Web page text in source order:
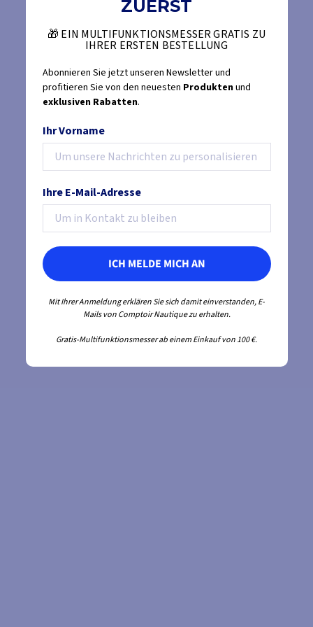
ZUERST
🎁 EIN MULTIFUNKTIONSMESSER GRATIS ZU
IHRER ERSTEN BESTELLUNG
Abonnieren Sie jetzt unseren Newsletter und
profitieren Sie von den neuesten Produktenund
exklusiven Rabatten.
Ihr Vorname
Ihre E-Mail-Adresse
ICH MELDE MICH AN
Mit Ihrer Anmeldung erklären Sie sich damit einverstanden, E-
Mails von Comptoir Nautique zu erhalten.
Gratis-Multifunktionsmesser ab einem Einkauf von 100 €.